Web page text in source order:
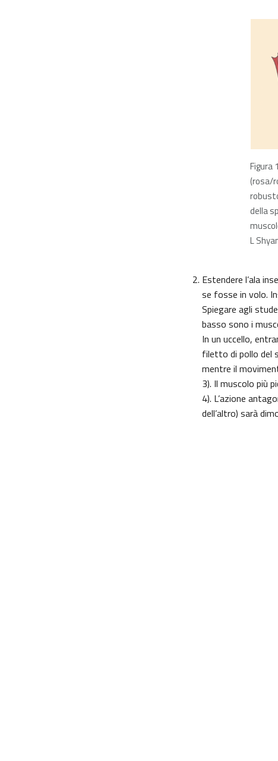
Figura
(rosa/
della
L
Estendere l’ala
se fosse in volo.
Spiegare agli
basso sono i
In un uccello,
filetto di pollo del
mentre il
3). Il muscolo più
4). L’azione
dell’altro) sarà